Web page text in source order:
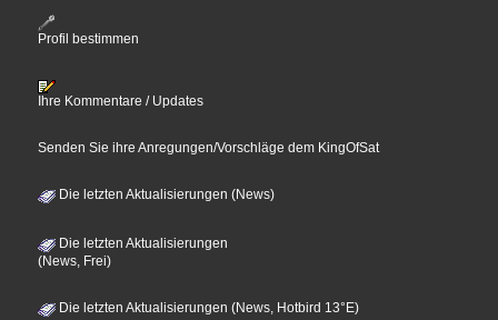
Profil bestimmen
Ihre Kommentare / Updates
Senden Sie ihre Anregungen/Vorschläge dem KingOfSat
Die letzten Aktualisierungen (News)
Die letzten Aktualisierungen
(News, Frei)
Die letzten Aktualisierungen (News, Hotbird 13°E)